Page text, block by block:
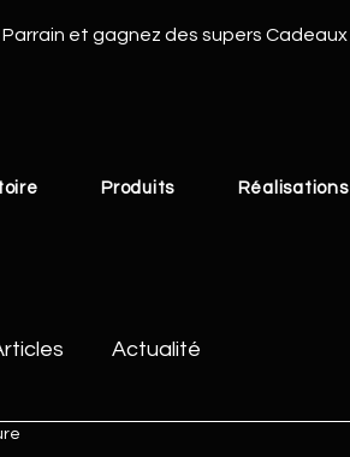
et gagnez des supers Cadeaux
Produits Réalisations
Actualité